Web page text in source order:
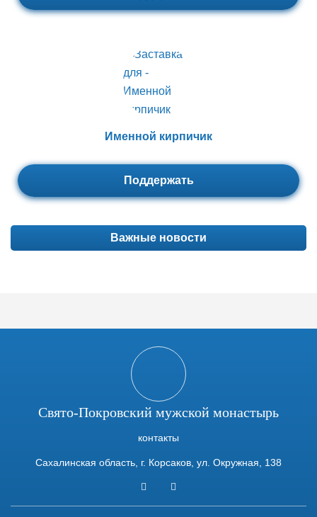
Именной кирпичик
Поддержать
Важные новости
Свято-Покровский мужской монастырь
контакты
Сахалинская область, г. Корсаков, ул. Окружная, 138